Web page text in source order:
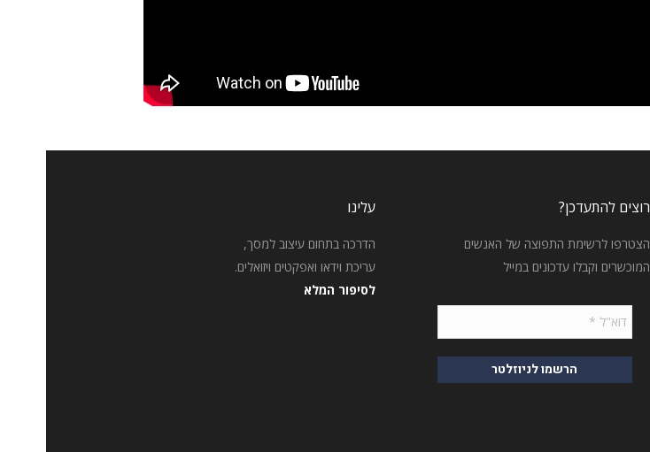
רוצים להתעדכן?
הצטרפו לרשימת התפוצה של האנשים
המוכשרים וקבלו עדכונים במייל
עלינו
הדרכה בתחום עיצוב למסך,
עריכת וידאו ואפקטים ויזואלים.
לסיפור המלא